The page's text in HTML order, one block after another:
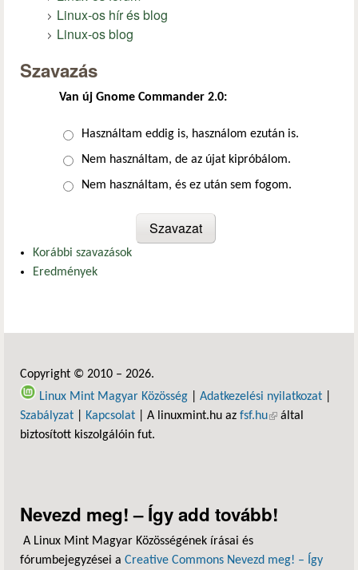
Linux-os hír és blog
Linux-os blog
Szavazás
Van új Gnome Commander 2.0:
Választások
Használtam eddig is, használom ezután is.
Nem használtam, de az újat kipróbálom.
Nem használtam, és ez után sem fogom.
Korábbi szavazások
Eredmények
Copyright © 2010 – 2026.
Linux Mint Magyar Közösség
Adatkezelési nyilatkozat
Szabályzat
Kapcsolat | A linuxmint.hu az fsf.hu(külső hivatkozás)
által
biztosított kiszolgálóin fut.
Nevezd meg! – Így add tovább!
A Linux Mint Magyar Közösségének írásai és
fórumbejegyzései a Creative Commons Nevezd meg! – Így